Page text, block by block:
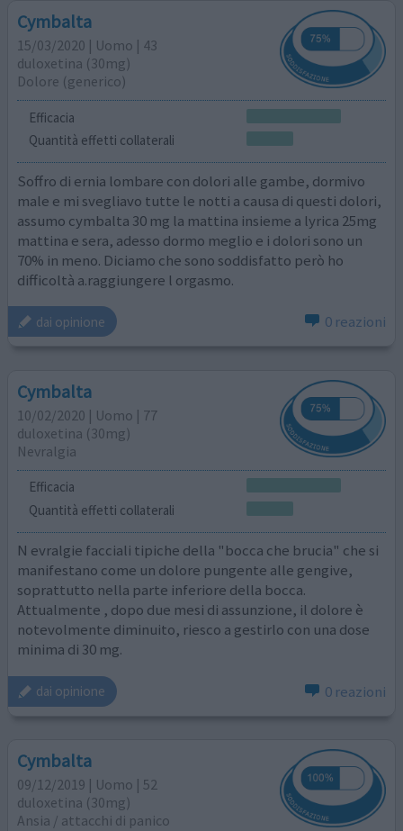
Cymbalta
15/03/2020 | Uomo | 43
duloxetina (30mg)
Dolore (generico)
Efficacia
Quantità effetti collaterali
Soffro di ernia lombare con dolori alle gambe, dormivo
male e mi svegliavo tutte le notti a causa di questi dolori,
assumo cymbalta 30 mg la mattina insieme a lyrica 25mg
mattina e sera, adesso dormo meglio e i dolori sono un
70% in meno. Diciamo che sono soddisfatto però ho
difficoltà a.raggiungere l orgasmo.
dai opinione 0 reazioni
Cymbalta
10/02/2020 | Uomo | 77
duloxetina (30mg)
Nevralgia
Efficacia
Quantità effetti collaterali
N evralgie facciali tipiche della "bocca che brucia" che si
manifestano come un dolore pungente alle gengive,
soprattutto nella parte inferiore della bocca.
Attualmente , dopo due mesi di assunzione, il dolore è
notevolmente diminuito, riesco a gestirlo con una dose
minima di 30 mg.
dai opinione 0 reazioni
Cymbalta
09/12/2019 | Uomo | 52
duloxetina (30mg)
Ansia / attacchi di panico